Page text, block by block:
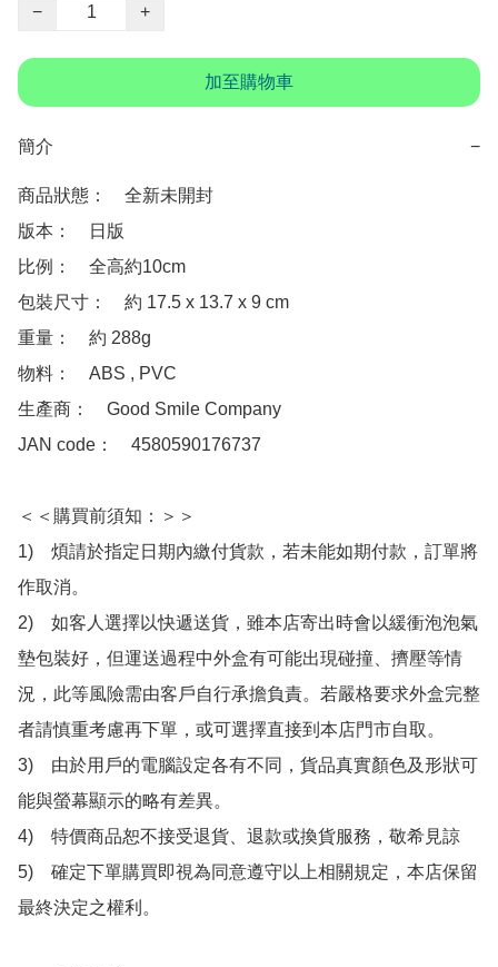
−
+
加至購物車
簡介 −
商品狀態：　全新未開封
版本：　日版
比例：　全高約10cm
包裝尺寸：　約 17.5 x 13.7 x 9 cm
重量：　約 288g
物料：　ABS , PVC
生產商：　Good Smile Company
JAN code：　4580590176737
＜＜購買前須知：＞＞
1)　煩請於指定日期內繳付貨款，若未能如期付款，訂單將
作取消。
2)　如客人選擇以快遞送貨，雖本店寄出時會以緩衝泡泡氣
墊包裝好，但運送過程中外盒有可能出現碰撞、擠壓等情
況，此等風險需由客戶自行承擔負責。若嚴格要求外盒完整
者請慎重考慮再下單，或可選擇直接到本店門市自取。
3)　由於用戶的電腦設定各有不同，貨品真實顏色及形狀可
能與螢幕顯示的略有差異。
4)　特價商品恕不接受退貨、退款或換貨服務，敬希見諒
5)　確定下單購買即視為同意遵守以上相關規定，本店保留
最終決定之權利。